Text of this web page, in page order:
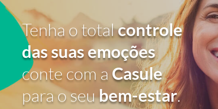
Tenha o totalcontrole
das suas emoções
conte com a Casule
para o seubem-estar.